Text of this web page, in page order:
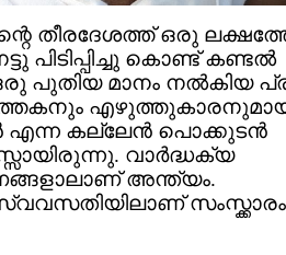
തീരദേശത്ത് ഒരു
പിടിപ്പിച്ചു കൊണ്ട് കണ്ടൽ
പുതിയ മാനം നൽകിയ
കല്ലേൻ പൊക്കുടൻ
വാർദ്ധക്യ
അന്ത്യം.
സംസ്ക്കാരം